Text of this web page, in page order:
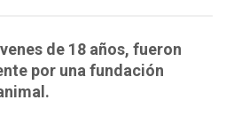
de 18 años, fueron
por una fundación